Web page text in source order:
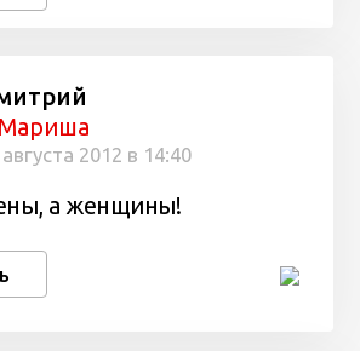
Мариша
2012 в 14:40
а женщины!